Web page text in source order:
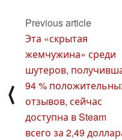
⟨
Previous article
Эта «скрытая
жемчужина» среди
шутеров,
94 %
отзывов, сейчас
доступна в Steam
всего за 2,49